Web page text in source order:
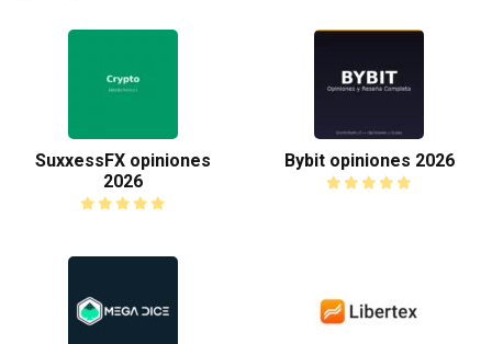
SuxxessFX opiniones
2026
Bybit opiniones 2026